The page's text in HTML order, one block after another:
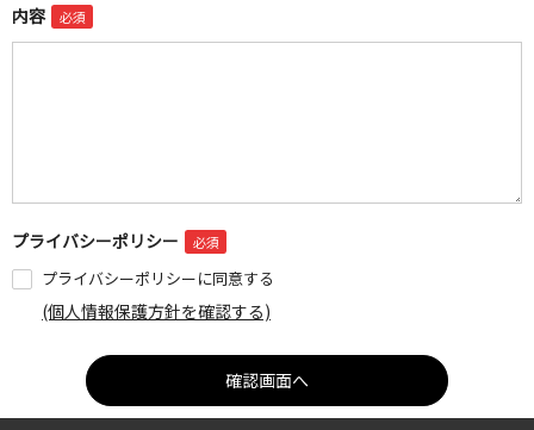
内容
プライバシーポリシー
プライバシーポリシーに同意する
(個人情報保護方針を確認する)